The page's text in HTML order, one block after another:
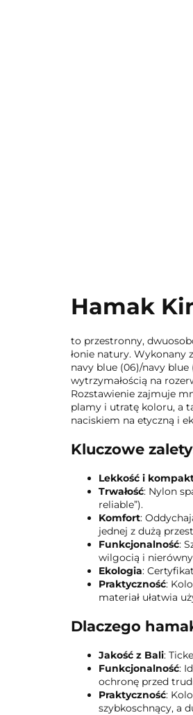
Hamak
to przestronny,
łonie natury. Wykonany z
navy blue (06)/navy blue
wytrzymałością na
Rozstawienie zajmuje
plamy i utratę koloru, a
naciskiem na etyczną i
Kluczowe
Lekkość i
Trwałość: Nylon
reliable”).
Komfort:
jednej z dużą
Funkcjonalność:
wilgocią i
Ekologia:
Praktyczność:
materiał ułatwia
Dlaczego
Jakość z Bali:
Funkcjonalność:
ochronę przed
Praktyczność:
szybkoschnący, a